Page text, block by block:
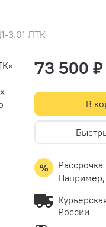
3.01 ЛТК
73 500 ₽
В
Например,
России